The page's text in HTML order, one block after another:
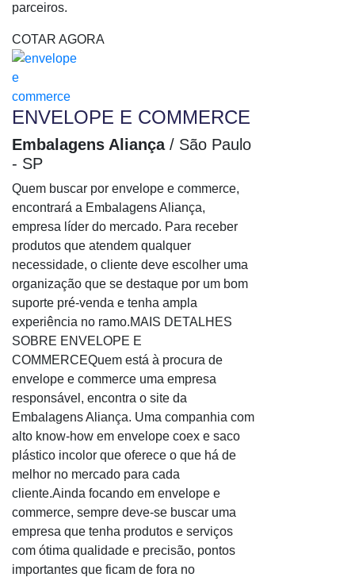
Saco de lixo hospitalar infectante
Saco de lixo preto
Saco de lixo reforçado
Saco de lixo reforçado 100 litros
Saco de lixo reforçado 200 litros
Saco de lixo reforçado 60 litros
Saco de lixo rosa
Saco de lixo transparente
Bobina saco plástico
Distribuidor de saco AWB
Fornecedor de saco AWB
Saco AWB
Saco awb RS
Saco de PP impresso aba adesiva
Saco de PP impresso adesivo
Saco de PP impressos
Saco de ráfia
Saco em PP personalizados
Saco pe RS
parceiros.
COTAR AGORA
ENVELOPE E COMMERCE
Embalagens Aliança/ São Paulo
- SP
Quem buscar por envelope e commerce,
encontrará a Embalagens Aliança,
empresa líder do mercado. Para receber
produtos que atendem qualquer
necessidade, o cliente deve escolher uma
organização que se destaque por um bom
suporte pré-venda e tenha ampla
experiência no ramo.MAIS DETALHES
SOBRE ENVELOPE E
COMMERCEQuem está à procura de
envelope e commerce uma empresa
responsável, encontra o site da
Embalagens Aliança. Uma companhia com
alto know-how em envelope coex e saco
plástico incolor que oferece o que há de
melhor no mercado para cada
cliente.Ainda focando em envelope e
commerce, sempre deve-se buscar uma
empresa que tenha produtos e serviços
com ótima qualidade e precisão, pontos
importantes que ficam de fora no